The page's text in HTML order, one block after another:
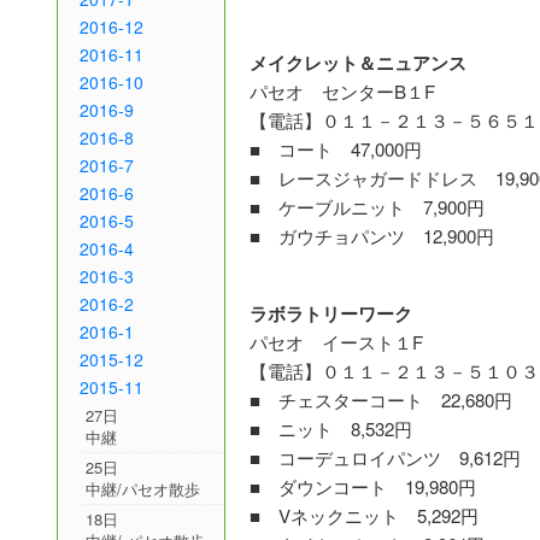
2016-12
2016-11
2016-10
2016-9
2016-8
2016-7
2016-6
2016-5
2016-4
2016-3
2016-2
2016-1
2015-12
2015-11
27日
中継
25日
中継/パセオ散歩
18日
メイクレット＆ニュアンス
パセオ センターB１F
【電話】０１１－２１３－５６５１
■ コート 47,000円
■ レースジャガードドレス
■ ケーブルニット 7,900円
■ ガウチョパンツ 12,900円
ラボラトリーワーク
パセオ イースト１F
【電話】０１１－２１３－５１０３
■ チェスターコート 22,680円
■ ニット 8,532円
■ コーデュロイパンツ 9,612円
■ ダウンコート 19,980円
■ Vネックニット 5,292円